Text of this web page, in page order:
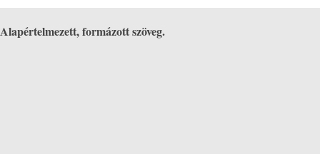
Alapértelmezett, formázott szöveg.